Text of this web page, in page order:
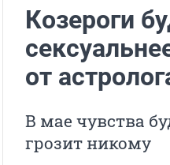
Козероги
от
В мае чувства
грозит никому